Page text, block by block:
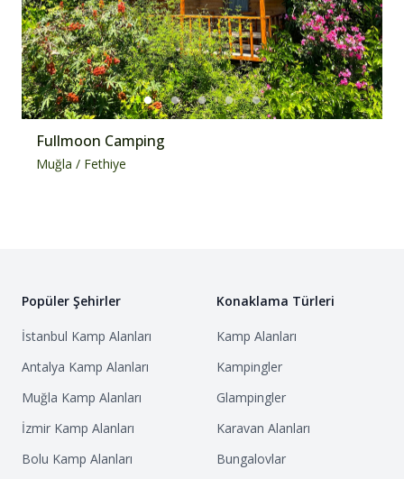
Fullmoon Camping
Muğla / Fethiye
Popüler Şehirler
İstanbul Kamp Alanları
Antalya Kamp Alanları
Muğla Kamp Alanları
İzmir Kamp Alanları
Bolu Kamp Alanları
Konaklama Türleri
Kamp Alanları
Kampingler
Glampingler
Karavan Alanları
Bungalovlar